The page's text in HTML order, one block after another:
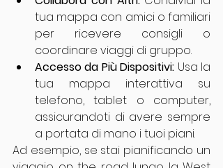
tua mappa con amici o familiari
per ricevere consigli o
coordinare viaggi di gruppo.
Accesso da Più Dispositivi: Usa la
tua mappa interattiva su
telefono, tablet o computer,
assicurandoti di avere sempre
a portata di mano i tuoi piani.
Ad esempio, se stai pianificando un